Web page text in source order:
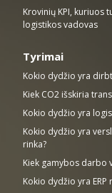
Krovinių KPI, kuriuos
logistikos vadovas
Tyrimai
Kokio dydžio yra
Kiek CO2 išskiria
Kokio dydžio yra
Kokio dydžio yra
rinka?
Kiek gamybos darbo
Kokio dydžio yra ERP